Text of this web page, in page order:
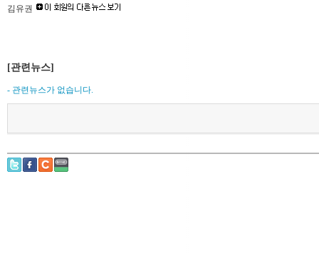
김유권
[관련뉴스]
- 관련뉴스가 없습니다.